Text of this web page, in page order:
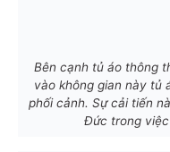
Bên cạnh tủ áo thông
vào không gian này tủ
phối cảnh. Sự cải tiến
Đức trong việc